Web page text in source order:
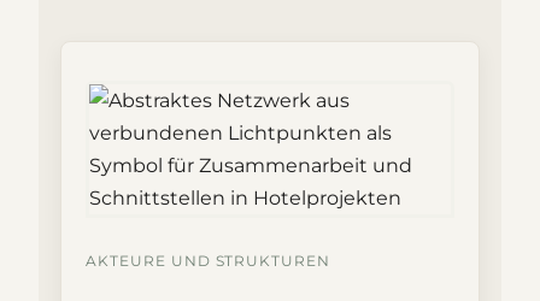
AKTEURE UND STRUKTUREN